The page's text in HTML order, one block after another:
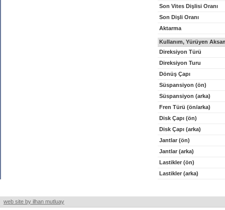
Son Vites Dişlisi Oranı
Son Dişli Oranı
Aktarma
Kullanım, Yürüyen
Direksiyon Türü
Direksiyon Turu
Dönüş Çapı
Süspansiyon (ön)
Süspansiyon (arka)
Fren Türü (ön/arka)
Disk Çapı (ön)
Disk Çapı (arka)
Jantlar (ön)
Jantlar (arka)
Lastikler (ön)
Lastikler (arka)
web site by ilhan mutluay